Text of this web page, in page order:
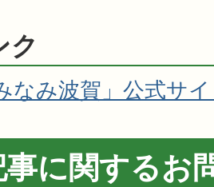
ク
なみ波賀」公式サ
事に関するお